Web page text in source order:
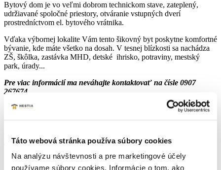
Táto webová stránka používa súbory cookies
Na analýzu návštevnosti a pre marketingové účely
používame súbory cookies. Informácie o tom, ako
Bytový dom je vo veľmi dobrom technickom stave, zateplený,
udržiavané spoločné priestory, otváranie vstupných dverí
prostredníctvom el. bytového vrátnika.
Vďaka výbornej lokalite Vám tento šikovný byt poskytne komfortné
bývanie, kde máte všetko na dosah. V tesnej blízkosti sa nachádza
ZŠ, škôlka, zastávka MHD, detské ihrisko, potraviny, mestský
park, úrady...
Pre viac informácií ma neváhajte kontaktovať na čísle 0907
267674.
Úžitková plocha:26 m